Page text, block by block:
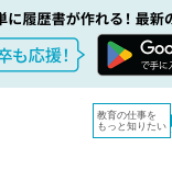
教育の仕事を
もっと知りたい
採用情報
中学校・高等学校の常勤講